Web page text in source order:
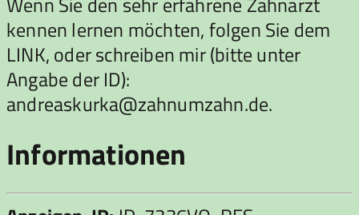
kennen lernen möchten, folgen Sie dem
LINK, oder schreiben mir (bitte unter
Angabe der ID):
andreaskurka@zahnumzahn.de.
Informationen